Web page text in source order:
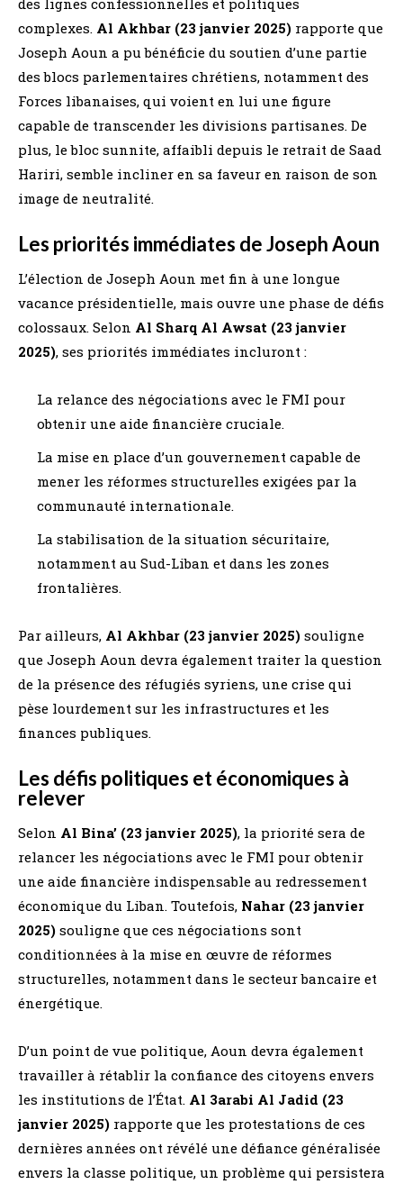
complexes. Al Akhbar (23 janvier 2025) rapporte que
Joseph Aoun a pu bénéficie du soutien d’une partie
des blocs parlementaires chrétiens, notamment des
Forces libanaises, qui voient en lui une figure
capable de transcender les divisions partisanes. De
plus, le bloc sunnite, affaibli depuis le retrait de Saad
Hariri, semble incliner en sa faveur en raison de son
image de neutralité.
Les priorités immédiates de Joseph Aoun
L’élection de Joseph Aoun met fin à une longue
vacance présidentielle, mais ouvre une phase de défis
colossaux. Selon Al Sharq Al Awsat (23 janvier
2025), ses priorités immédiates incluront :
La relance des négociations avec le FMI pour
obtenir une aide financière cruciale.
La mise en place d’un gouvernement capable de
mener les réformes structurelles exigées par la
communauté internationale.
La stabilisation de la situation sécuritaire,
notamment au Sud-Liban et dans les zones
frontalières.
Par ailleurs, Al Akhbar (23 janvier 2025) souligne
que Joseph Aoun devra également traiter la question
de la présence des réfugiés syriens, une crise qui
pèse lourdement sur les infrastructures et les
finances publiques.
Les défis politiques et économiques à
relever
Selon Al Bina’ (23 janvier 2025), la priorité sera de
relancer les négociations avec le FMI pour obtenir
une aide financière indispensable au redressement
économique du Liban. Toutefois, Nahar (23 janvier
2025) souligne que ces négociations sont
conditionnées à la mise en œuvre de réformes
structurelles, notamment dans le secteur bancaire et
énergétique.
D’un point de vue politique, Aoun devra également
travailler à rétablir la confiance des citoyens envers
les institutions de l’État. Al 3arabi Al Jadid (23
janvier 2025) rapporte que les protestations de ces
dernières années ont révélé une défiance généralisée
envers la classe politique, un problème qui persistera